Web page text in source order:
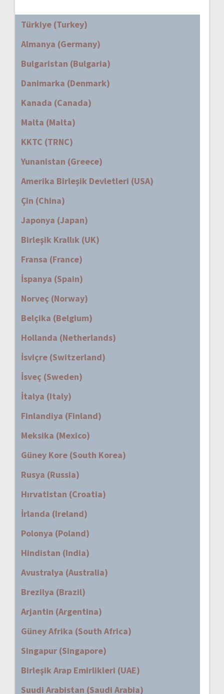
Türkiye (Turkey)
Almanya (Germany)
Bulgaristan (Bulgaria)
Danimarka (Denmark)
Kanada (Canada)
Malta (Malta)
KKTC (TRNC)
Yunanistan (Greece)
Amerika Birleşik Devletleri (USA)
Çin (China)
Japonya (Japan)
Birleşik Krallık (UK)
Fransa (France)
İspanya (Spain)
Norveç (Norway)
Belçika (Belgium)
Hollanda (Netherlands)
İsviçre (Switzerland)
İsveç (Sweden)
İtalya (Italy)
Finlandiya (Finland)
Meksika (Mexico)
Güney Kore (South Korea)
Rusya (Russia)
Hırvatistan (Croatia)
İrlanda (Ireland)
Polonya (Poland)
Hindistan (India)
Avustralya (Australia)
Brezilya (Brazil)
Arjantin (Argentina)
Güney Afrika (South Africa)
Singapur (Singapore)
Birleşik Arap Emirlikleri (UAE)
Suudi Arabistan (Saudi Arabia)